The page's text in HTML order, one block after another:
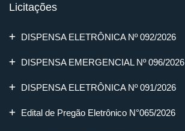
Licitações
DISPENSA ELETRÔNICA Nº 092/2026
DISPENSA EMERGENCIAL Nº 096/2026
DISPENSA ELETRÔNICA Nº 091/2026
Edital de Pregão Eletrônico N°065/2026